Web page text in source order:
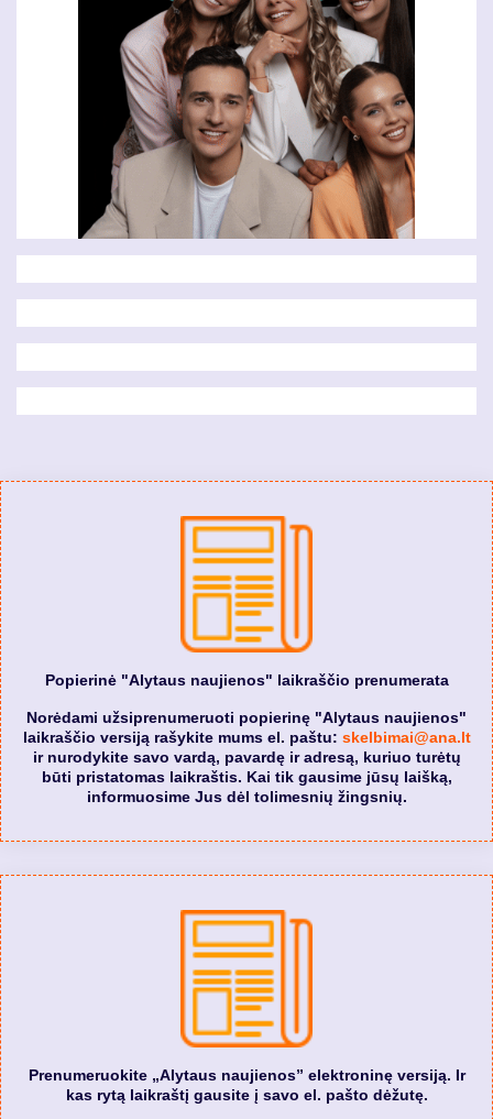
Popierinė "Alytaus naujienos" laikraščio prenumerata
Norėdami užsiprenumeruoti popierinę "Alytaus naujienos"
laikraščio versiją rašykite mums el. paštu: skelbimai@ana.lt
ir nurodykite savo vardą, pavardę ir adresą, kuriuo turėtų
būti pristatomas laikraštis. Kai tik gausime jūsų laišką,
informuosime Jus dėl tolimesnių žingsnių.
Prenumeruokite „Alytaus naujienos” elektroninę versiją. Ir
kas rytą laikraštį gausite į savo el. pašto dėžutę.